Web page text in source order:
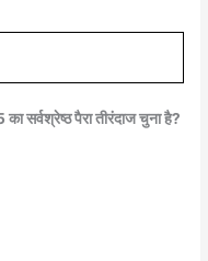
सर्वश्रेष्ठ पैरा तीरंदाज चुना है?